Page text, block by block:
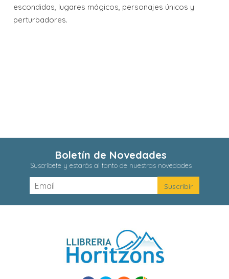
escondidas, lugares mágicos, personajes únicos y
perturbadores.
Boletín de Novedades
Suscríbete y estarás al tanto de nuestras novedades